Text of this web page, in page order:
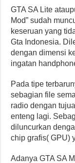
GTA SA Lite
Mod” sudah
keseruan yang
Gta Indonesia.
dengan dimensi
ingatan
Pada tipe
sebagian file
radio dengan
enteng lagi.
diluncurkan
chip grafis( GPU)
Adanya GTA SA